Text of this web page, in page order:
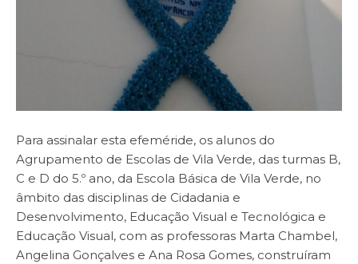
Para assinalar esta efeméride, os alunos do
Agrupamento de Escolas de Vila Verde, das turmas B,
C e D do 5.º ano, da Escola Básica de Vila Verde, no
âmbito das disciplinas de Cidadania e
Desenvolvimento, Educação Visual e Tecnológica e
Educação Visual, com as professoras Marta Chambel,
Angelina Gonçalves e Ana Rosa Gomes, construíram